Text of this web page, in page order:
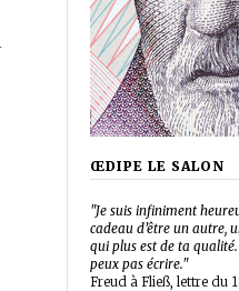
ŒDIPE LE SALON
"Je suis infiniment
cadeau d’être un autre,
qui plus est de ta
peux pas écrire."
Freud à Fließ, lettre du